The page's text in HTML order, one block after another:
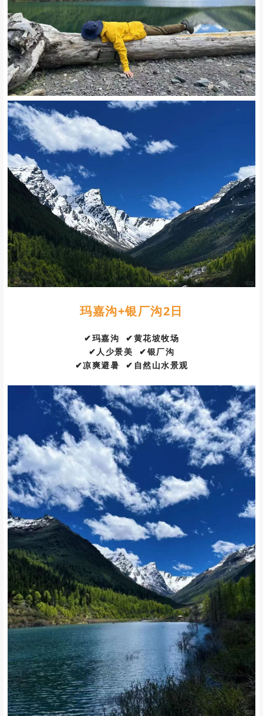
玛嘉沟+银厂沟2日
✔玛嘉沟 ✔黄花坡牧场
✔人少景美 ✔银厂沟
✔凉爽避暑 ✔自然山水景观